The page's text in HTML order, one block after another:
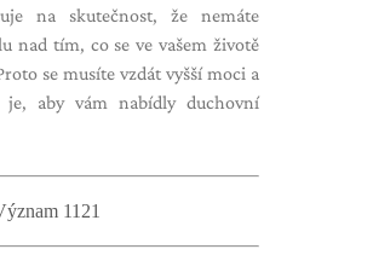
na skutečnost, že nemáte
nad tím, co se ve vašem životě
se musíte vzdát vyšší moci a
je, aby vám nabídly duchovní
1121